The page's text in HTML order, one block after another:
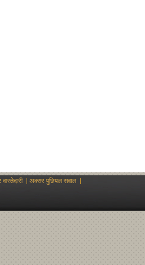
वास्तेदारी| अक्सर पुछियल सवाल|